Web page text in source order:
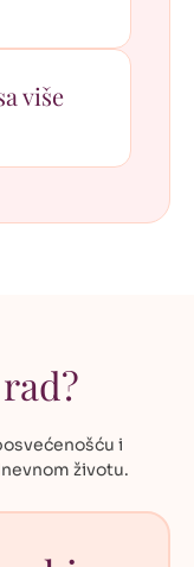
više
i
životu.